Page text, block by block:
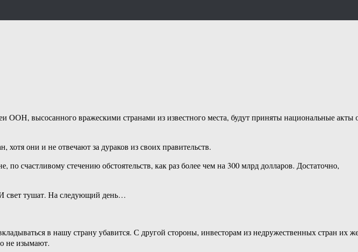
высосанного вражескими странами из известного места, будут приняты национальные акты
они и не отвечают за дураков из своих правительств.
счастливому стечению обстоятельств, как раз более чем на 300 млрд долларов. Достаточно,
свет тушат. На следующий день…
в нашу страну убавится. С другой стороны, инвесторам из недружественных стран их
не изымают.